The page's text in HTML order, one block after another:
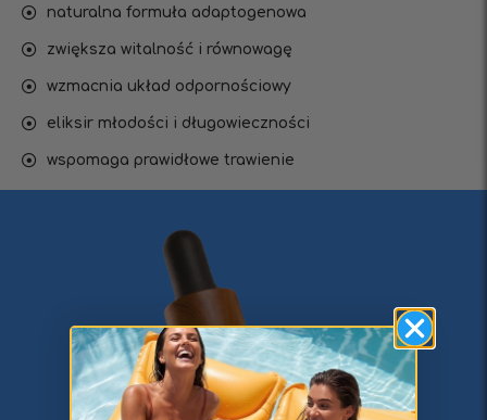
naturalna formuła adaptogenowa
zwiększa witalność i równowagę
wzmacnia układ odpornościowy
eliksir młodości i długowieczności
wspomaga prawidłowe trawienie